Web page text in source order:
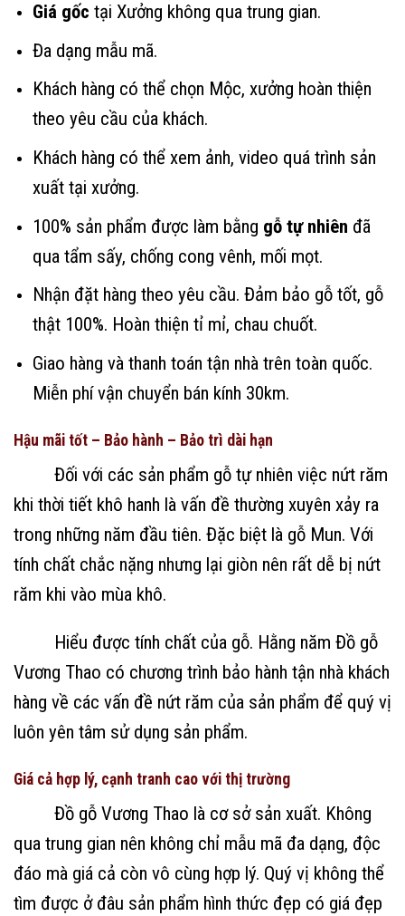
Giá gốc tại Xưởng không qua trung gian.
Đa dạng mẫu mã.
Khách hàng có thể chọn Mộc, xưởng hoàn thiện
theo yêu cầu của khách.
Khách hàng có thể xem ảnh, video quá trình sản
xuất tại xưởng.
100% sản phẩm được làm bằng gỗ tự nhiên đã
qua tẩm sấy, chống cong vênh, mối mọt.
Nhận đặt hàng theo yêu cầu. Đảm bảo gỗ tốt, gỗ
thật 100%. Hoàn thiện tỉ mỉ, chau chuốt.
Giao hàng và thanh toán tận nhà trên toàn quốc.
Miễn phí vận chuyển bán kính 30km.
Hậu mãi tốt – Bảo hành – Bảo trì dài hạn
Đối với các sản phẩm gỗ tự nhiên việc nứt răm
khi thời tiết khô hanh là vấn đề thường xuyên xảy ra
trong những năm đầu tiên. Đặc biệt là gỗ Mun. Với
tính chất chắc nặng nhưng lại giòn nên rất dễ bị nứt
răm khi vào mùa khô.
Hiểu được tính chất của gỗ. Hằng năm Đồ gỗ
Vương Thao có chương trình bảo hành tận nhà khách
hàng về các vấn đề nứt răm của sản phẩm để quý vị
luôn yên tâm sử dụng sản phẩm.
Giá cả hợp lý, cạnh tranh cao với thị trường
Đồ gỗ Vương Thao là cơ sở sản xuất. Không
qua trung gian nên không chỉ mẫu mã đa dạng, độc
đáo mà giá cả còn vô cùng hợp lý. Quý vị không thể
tìm được ở đâu sản phẩm hình thức đẹp có giá đẹp